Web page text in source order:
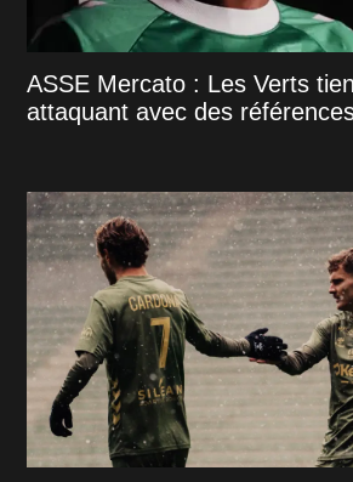
ASSE Mercato : Les Verts
attaquant avec des